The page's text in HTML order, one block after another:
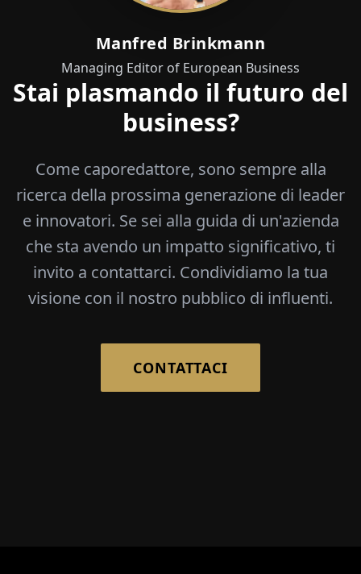
Manfred Brinkmann
Managing Editor of European Business
Stai plasmando il futuro del
business?
Come caporedattore, sono sempre alla
ricerca della prossima generazione di leader
e innovatori. Se sei alla guida di un'azienda
che sta avendo un impatto significativo, ti
invito a contattarci. Condividiamo la tua
visione con il nostro pubblico di influenti.
CONTATTACI